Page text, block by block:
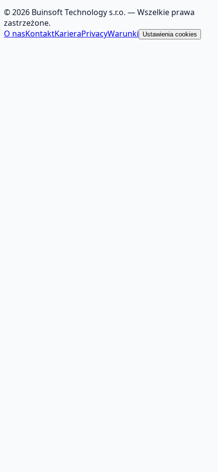
©2026 Buinsoft Technology s.r.o. — Wszelkie prawa
zastrzeżone.
O nasKontaktKarieraPrivacyWarunki Ustawienia cookies